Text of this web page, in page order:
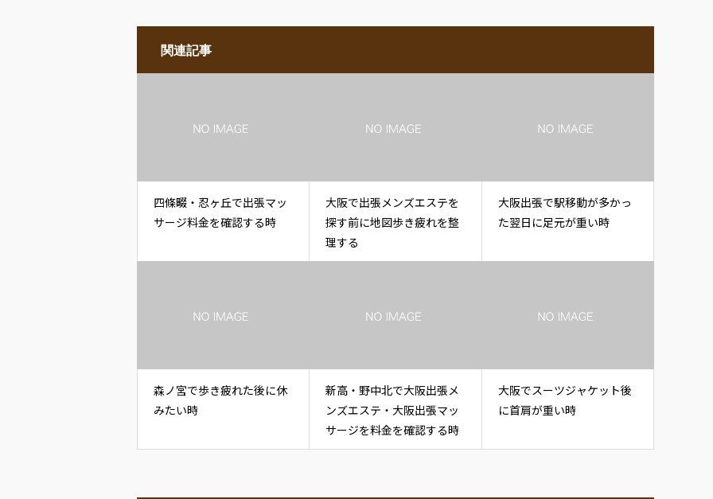
関連記事
四條畷・忍ヶ丘で出張マッ
サージ料金を確認する時
大阪で出張メンズエステを
探す前に地図歩き疲れを整
理する
大阪出張で駅移動が多かっ
た翌日に足元が重い時
森ノ宮で歩き疲れた後に休
みたい時
新高・野中北で大阪出張メ
ンズエステ・大阪出張マッ
サージを料金を確認する時
大阪でスーツジャケット後
に首肩が重い時